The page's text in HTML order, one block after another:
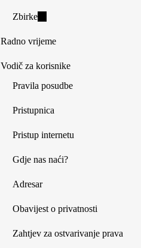
Zbirke(link
external)
Radno vrijeme
Vodič za korisnike
Pravila posudbe
Pristupnica
Pristup internetu
Gdje nas naći?
Adresar
Obavijest o privatnosti
Zahtjev za ostvarivanje prava